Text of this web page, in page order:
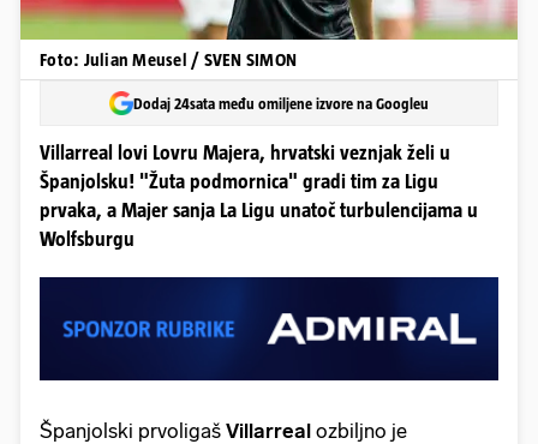
Foto: Julian Meusel / SVEN SIMON
Dodaj 24sata među omiljene izvore na Googleu
Villarreal lovi Lovru Majera, hrvatski veznjak želi u
Španjolsku! "Žuta podmornica" gradi tim za Ligu
prvaka, a Majer sanja La Ligu unatoč turbulencijama u
Wolfsburgu
Španjolski prvoligaš Villarreal ozbiljno je